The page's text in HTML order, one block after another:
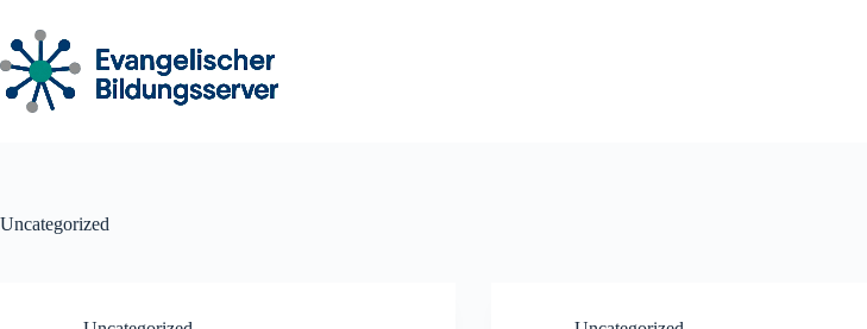
Inhalt
springen
Uncategorized